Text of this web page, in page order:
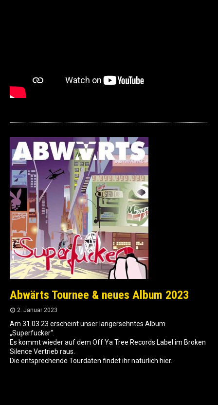
Abwärts Tournee & neues Album 2023
2. Januar 2023
Am 31.03.23 erscheint unser langersehntes Album
„Superfucker“.
Es kommt wieder auf dem Off Ya Tree Records Label im Broken
Silence Vertrieb raus.
Die entsprechende Tourdaten findet ihr natürlich hier.